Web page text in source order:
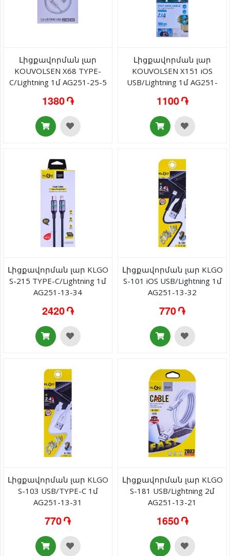
Լիցքավորման լար
KOUVOLSEN X68 TYPE-
C/Lightning 1մ AG251-25-5
1380 ֏
Լիցքավորման լար
KOUVOLSEN X151 iOS
USB/Lightning 1մ AG251-
1100 ֏
Լիցքավորման լար KLGO
S-215 TYPE-C/Lightning 1մ
AG251-13-34
2420 ֏
Լիցքավորման լար KLGO
S-101 iOS USB/Lightning 1մ
AG251-13-32
770 ֏
Լիցքավորման լար KLGO
S-103 USB/TYPE-C 1մ
AG251-13-31
770 ֏
Լիցքավորման լար KLGO
S-181 USB/Lightning 2մ
AG251-13-21
1650 ֏